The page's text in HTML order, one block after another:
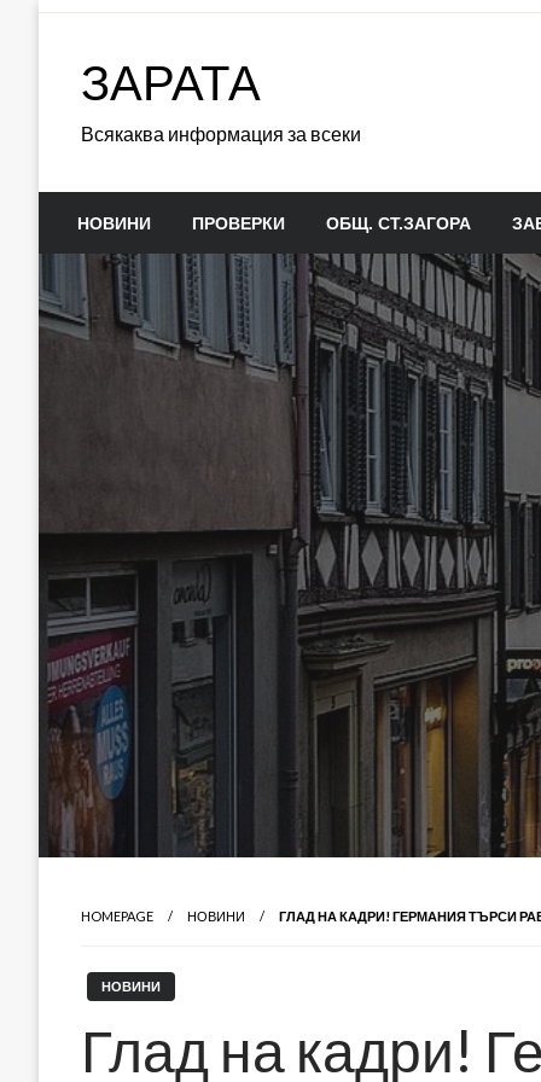
ЗАРАТА
Всякаква информация за всеки
НОВИНИ ПРОВЕРКИ ОБЩ. СТ.ЗАГОРА
HOMEPAGE НОВИНИ ГЛАД НА КАДРИ! ГЕРМАНИЯ ТЪРСИ
НОВИНИ
Глад на кадри!